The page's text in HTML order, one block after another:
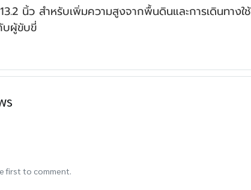
นิ้ว สำหรับเพิ่มความสูงจากพื้นดินและการเดินทางใ
บผู้ขับขี่
first to comment.